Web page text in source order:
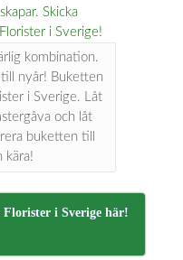
kombination.
till nyår! Buketten
i Sverige. Låt
och låt
buketten till
kära!
i Sverige här!